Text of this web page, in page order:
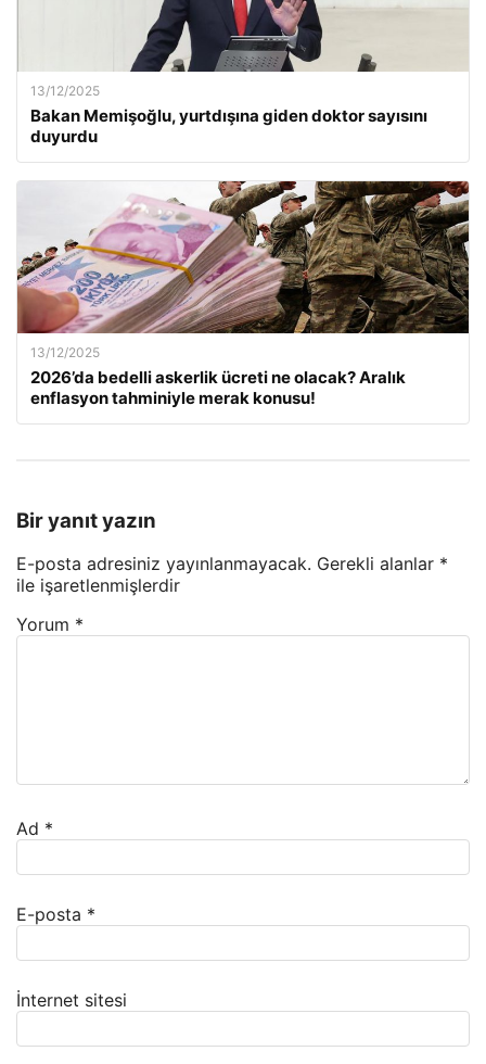
13/12/2025
Bakan Memişoğlu, yurtdışına giden doktor sayısını
duyurdu
13/12/2025
2026’da bedelli askerlik ücreti ne olacak? Aralık
enflasyon tahminiyle merak konusu!
Bir yanıt yazın
E-posta adresiniz yayınlanmayacak. Gerekli alanlar *
ile işaretlenmişlerdir
Yorum *
Ad *
E-posta *
İnternet sitesi